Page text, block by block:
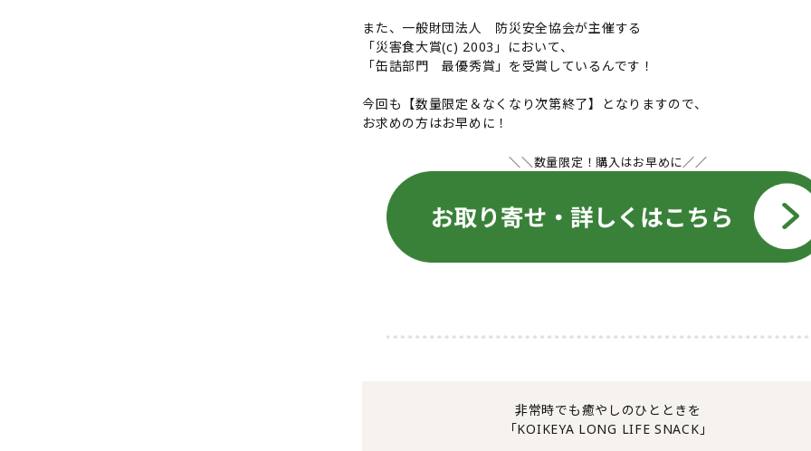
また、一般財団法人 防災安全協会が主催する
「災害食大賞(c) 2003」において、
「缶詰部門 最優秀賞」を受賞しているんです！
今回も【数量限定＆なくなり次第終了】となりますので、
お求めの方はお早めに！
＼＼数量限定！購入はお早めに／／
非常時でも癒やしのひとときを
「KOIKEYA LONG LIFE SNACK」